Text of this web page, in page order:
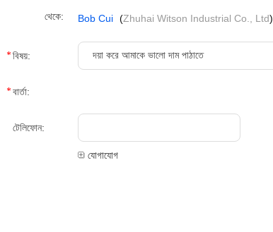
থেকে: Bob Cui (Zhuhai Witson Industrial Co., Ltd)
বিষয়:
বার্তা:
টেলিফোন:
যোগাযোগ